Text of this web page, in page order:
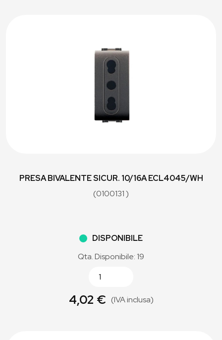
PRESA BIVALENTE SICUR. 10/16A ECL4045/WH
(0100131 )
DISPONIBILE
Qta. Disponibile: 19
4,02 € (IVA inclusa)